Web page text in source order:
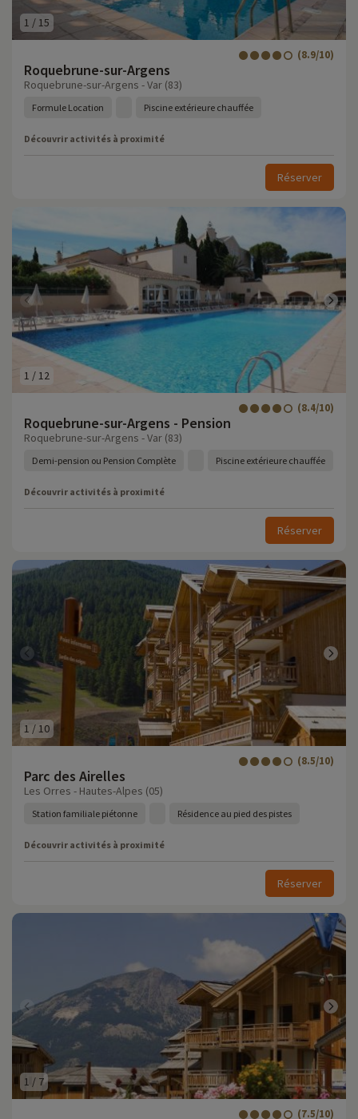
1 / 15
Roquebrune-sur-Argens
(8.9/10)
Roquebrune-sur-Argens - Var (83)
Formule Location Piscine extérieure chauffée
Découvrir activités à proximité
Réserver
1 / 12
Roquebrune-sur-Argens - Pension
(8.4/10)
Roquebrune-sur-Argens - Var (83)
Demi-pension ou Pension Complète Piscine extérieure chauffée
Découvrir activités à proximité
Réserver
1 /10
Parc des Airelles
(8.5/10)
Les Orres - Hautes-Alpes (05)
Station familiale piétonne Résidence au pied des pistes
Découvrir activités à proximité
Réserver
1 / 7
(7.5/10)